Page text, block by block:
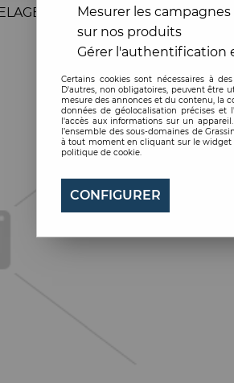
SOL >SOL INTÉRIEUR >
Mesurer les
sur nos produits
Gérer l'authentification
Certains cookies sont nécessaires à
D'autres, non obligatoires, peuvent être
mesure des annonces et du contenu, la
données de géolocalisation précises
l'accès aux informations sur un
l’ensemble des sous-domaines de
à tout moment en cliquant sur le widget
politique de cookie.
CONFIGURER